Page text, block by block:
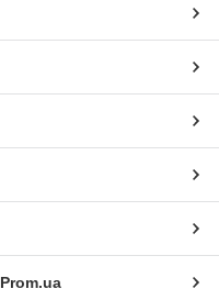
Prom.ua